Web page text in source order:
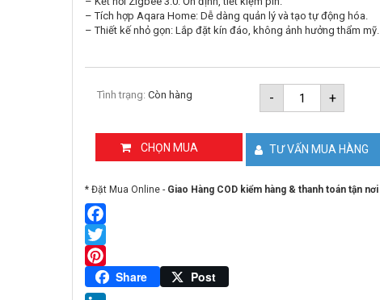
– Tích hợp Aqara Home: Dễ dàng quản lý và tạo tự động hóa.
– Thiết kế nhỏ gọn: Lắp đặt kín đáo, không ảnh hưởng thẩm mỹ.
-
Cảm
biến
rò
khí
gas
AQARA
BZ-
+
Tình trạng: Còn hàng
CHỌN MUA TƯ VẤN MUA HÀNG
* Đặt Mua Online - Giao Hàng COD kiểm hàng & thanh toán tận nơi
Facebook
Twitter
Pinterest
Share Post